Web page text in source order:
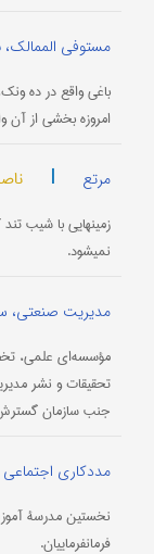
مستوفی الممالک،
باغی واقع در ده
امروزه بخشی از آن
مرتع |
زمینهایی با شیب
نمی‎شود.
مدیریت صنعتی،
مؤسسه‌ای علمی،
تحقیقات و نشر
جنب سازمان گسترش و
مددکاری اجتماعی
نخستین مدرسۀ
فرمانفرماییان.